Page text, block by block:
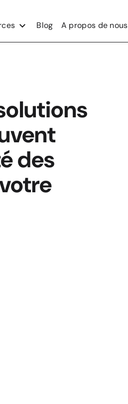
Blog A propos de nous
des